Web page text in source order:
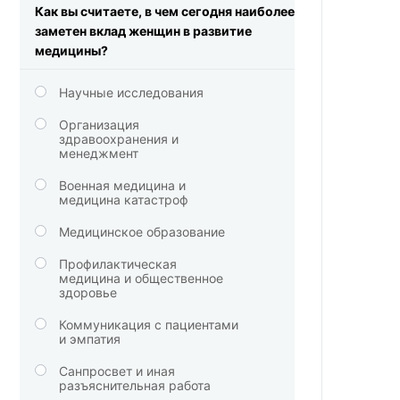
Как вы считаете, в чем сегодня наиболее
заметен вклад женщин в развитие
медицины?
Научные исследования
Организация
здравоохранения и
менеджмент
Военная медицина и
медицина катастроф
Медицинское образование
Профилактическая
медицина и общественное
здоровье
Коммуникация с пациентами
и эмпатия
Санпросвет и иная
разъяснительная работа